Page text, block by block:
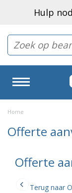
Hulp
Home
Offerte
Offerte
Terug naar